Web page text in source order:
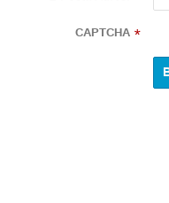
CAPTCHA *